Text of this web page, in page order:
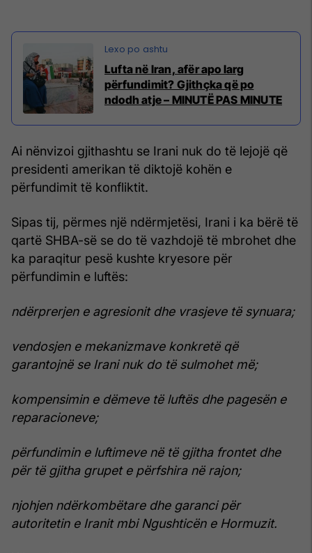
Lufta në Iran, afër apo larg
përfundimit? Gjithçka që po
ndodh atje – MINUTË PAS MINUTE
Ai nënvizoi gjithashtu se Irani nuk do të lejojë që
presidenti amerikan të diktojë kohën e
përfundimit të konfliktit.
Sipas tij, përmes një ndërmjetësi, Irani i ka bërë të
qartë SHBA-së se do të vazhdojë të mbrohet dhe
ka paraqitur pesë kushte kryesore për
përfundimin e luftës:
ndërprerjen e agresionit dhe vrasjeve të synuara;
vendosjen e mekanizmave konkretë që
garantojnë se Irani nuk do të sulmohet më;
kompensimin e dëmeve të luftës dhe pagesën e
reparacioneve;
përfundimin e luftimeve në të gjitha frontet dhe
për të gjitha grupet e përfshira në rajon;
njohjen ndërkombëtare dhe garanci për
autoritetin e Iranit mbi Ngushticën e Hormuzit.